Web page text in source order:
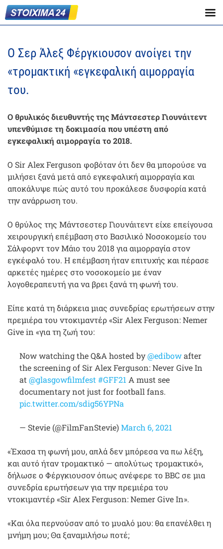
Ο Σερ Άλεξ Φέργκιουσον ανοίγει την
«τρομακτική «εγκεφαλική αιμορραγία
του.
Ο θρυλικός διευθυντής της Μάντσεστερ Γιουνάιτεντ
υπενθύμισε τη δοκιμασία που υπέστη από
εγκεφαλική αιμορραγία το 2018.
Ο Sir Alex Ferguson φοβόταν ότι δεν θα μπορούσε να
μιλήσει ξανά μετά από εγκεφαλική αιμορραγία και
αποκάλυψε πώς αυτό του προκάλεσε δυσφορία κατά
την ανάρρωση του.
Ο θρύλος της Μάντσεστερ Γιουνάιτεντ είχε επείγουσα
χειρουργική επέμβαση στο Βασιλικό Νοσοκομείο του
Σάλφορντ τον Μάιο του 2018 για αιμορραγία στον
εγκέφαλό του. Η επέμβαση ήταν επιτυχής και πέρασε
αρκετές ημέρες στο νοσοκομείο με έναν
λογοθεραπευτή για να βρει ξανά τη φωνή του.
Είπε κατά τη διάρκεια μιας συνεδρίας ερωτήσεων στην
πρεμιέρα του ντοκιμαντέρ «Sir Alex Ferguson: Nemer
Give in «για τη ζωή του:
Now watching the Q&A hosted by@edibowafter
the screening of Sir Alex Ferguson: Never Give In
at @glasgowfilmfest #GFF21 A must see
documentary not just for football fans.
pic.twitter.com/sdig56YPNa
— Stevie (@FilmFanStevie)March 6, 2021
«Έχασα τη φωνή μου, απλά δεν μπόρεσα να πω λέξη,
και αυτό ήταν τρομακτικό — απολύτως τρομακτικό»,
δήλωσε ο Φέργκιουσον όπως ανέφερε το BBC σε μια
συνεδρία ερωτήσεων για την πρεμιέρα του
ντοκιμαντέρ «Sir Alex Ferguson: Nemer Give In».
«Και όλα περνούσαν από το μυαλό μου: θα επανέλθει η
μνήμη μου; Θα ξαναμιλήσω ποτέ;